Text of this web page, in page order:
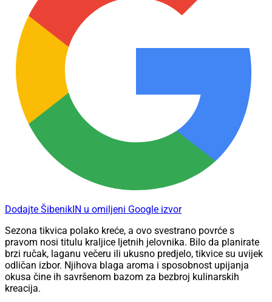
Dodajte ŠibenikIN u omiljeni Google izvor
Sezona tikvica polako kreće, a ovo svestrano povrće s
pravom nosi titulu kraljice ljetnih jelovnika. Bilo da planirate
brzi ručak, laganu večeru ili ukusno predjelo, tikvice su uvijek
odličan izbor. Njihova blaga aroma i sposobnost upijanja
okusa čine ih savršenom bazom za bezbroj kulinarskih
kreacija.